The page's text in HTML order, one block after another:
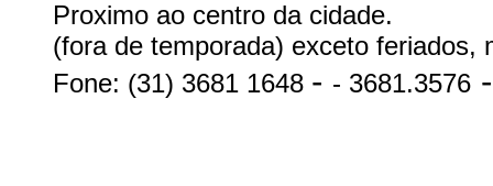
Proximo ao centro da cidade.
(fora de temporada) exceto feriados,
Fone: (31) 3681 1648 - - 3681.3576